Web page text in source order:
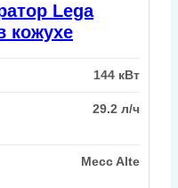
Lega
кожухе
144 кВт
29.2 л/ч
Mecc Alte